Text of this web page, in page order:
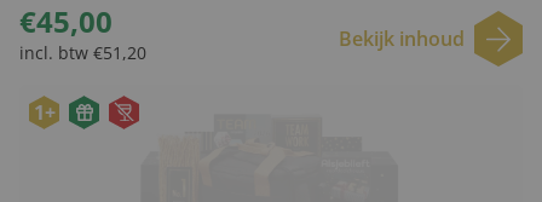
€45,00
incl. btw €51,20
Bekijk inhoud
1+